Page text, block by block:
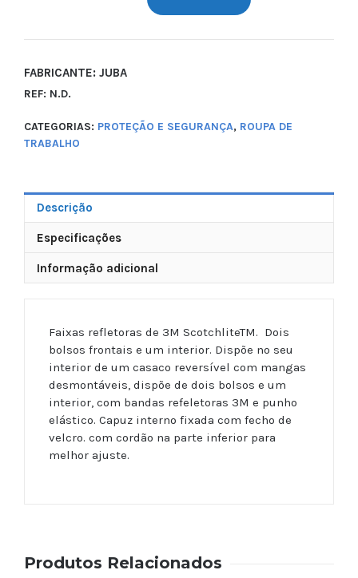
FABRICANTE: JUBA
REF: N.D.
CATEGORIAS: PROTEÇÃO E SEGURANÇA, ROUPA DE
TRABALHO
Descrição
Especificações
Informação adicional
Faixas refletoras de 3M ScotchliteTM. Dois
bolsos frontais e um interior. Dispõe no seu
interior de um casaco reversível com mangas
desmontáveis, dispõe de dois bolsos e um
interior, com bandas refeletoras 3M e punho
elástico. Capuz interno fixada com fecho de
velcro. com cordão na parte inferior para
melhor ajuste.
Produtos Relacionados